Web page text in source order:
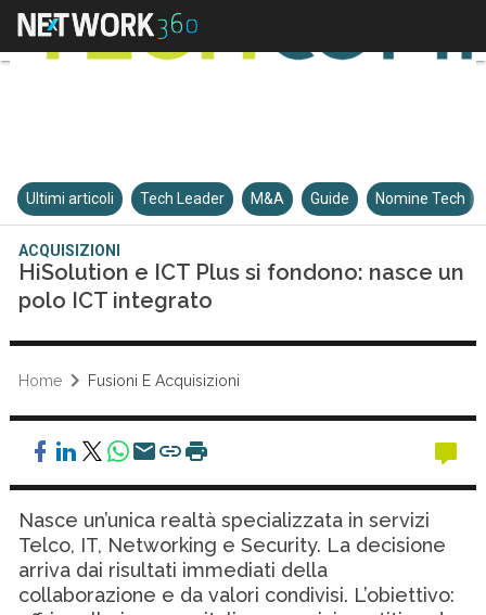
Ultimi articoli Tech Leader M&A Guide Nomine Tech
ACQUISIZIONI
HiSolution e ICT Plus si fondono: nasce un
polo ICT integrato
Home Fusioni E Acquisizioni
Nasce un’unica realtà specializzata in servizi
Telco, IT, Networking e Security. La decisione
arriva dai risultati immediati della
collaborazione e da valori condivisi. L’obiettivo: